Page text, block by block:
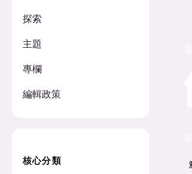
探索
主題
專欄
編輯政策
核心分類